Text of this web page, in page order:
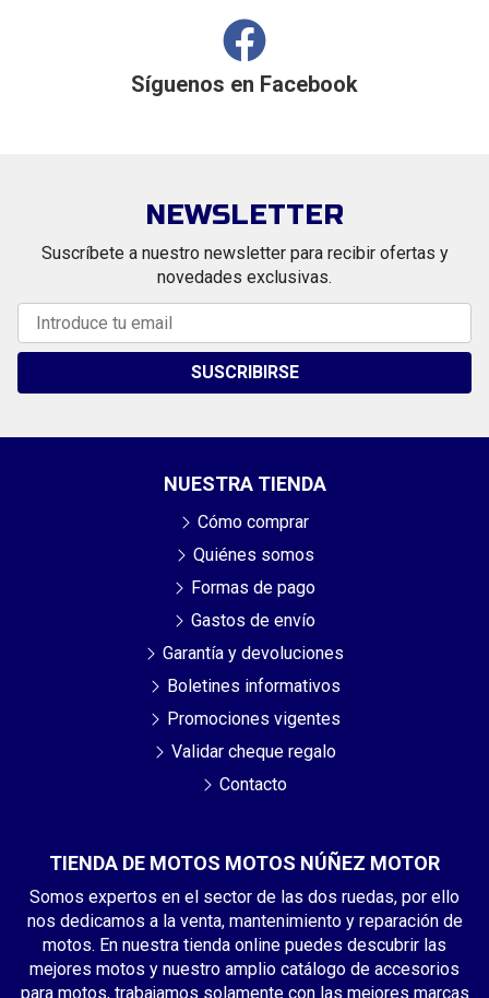
Síguenos en Facebook
NEWSLETTER
Suscríbete a nuestro newsletter para recibir ofertas y
novedades exclusivas.
SUSCRIBIRSE
TIENDA DE MOTOS MOTOS NÚÑEZ MOTOR
Somos expertos en el sector de las dos ruedas, por ello
nos dedicamos a la venta, mantenimiento y reparación de
motos. En nuestra tienda online puedes descubrir las
mejores motos y nuestro amplio catálogo de accesorios
para motos, trabajamos solamente con las mejores marcas
NUESTRA TIENDA
Cómo comprar
Quiénes somos
Formas de pago
Gastos de envío
Garantía y devoluciones
Boletines informativos
Promociones vigentes
Validar cheque regalo
Contacto